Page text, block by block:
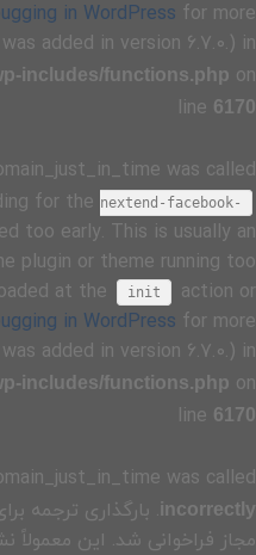
in WordPress for more
added in version 6.7.0.) in
includes/functions.php on
line 6170
was called
for the nextend-facebook-
too early. This is usually an
plugin or theme running too
at the
init
action or
in WordPress for more
added in version 6.7.0.) in
includes/functions.php on
line 6170
was called
incorrectly. بارگذاری ترجمه
مجاز فراخوانی شد. این معمولاً